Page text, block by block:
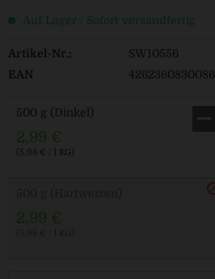
Auf Lager / Sofort versandfertig
Artikel-Nr.:
SW10556
EAN
4262360830086
500 g (Dinkel)
2,99 €
(5,98 € / 1 KG)
2,99 €